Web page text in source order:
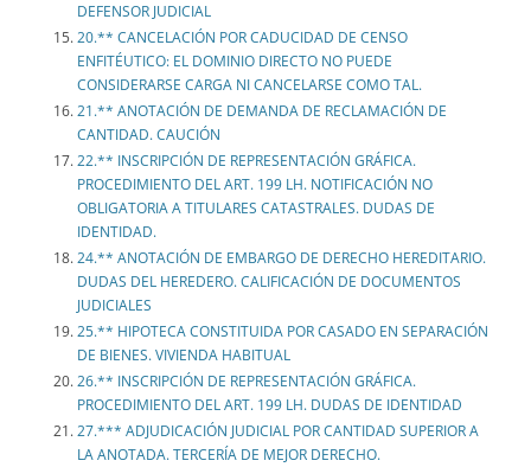
DEFENSOR JUDICIAL
20.** CANCELACIÓN POR CADUCIDAD DE CENSO
ENFITÉUTICO: EL DOMINIO DIRECTO NO PUEDE
CONSIDERARSE CARGA NI CANCELARSE COMO TAL.
21.** ANOTACIÓN DE DEMANDA DE RECLAMACIÓN DE
CANTIDAD. CAUCIÓN
22.** INSCRIPCIÓN DE REPRESENTACIÓN GRÁFICA.
PROCEDIMIENTO DEL ART. 199 LH. NOTIFICACIÓN NO
OBLIGATORIA A TITULARES CATASTRALES. DUDAS DE
IDENTIDAD.
24.** ANOTACIÓN DE EMBARGO DE DERECHO HEREDITARIO.
DUDAS DEL HEREDERO. CALIFICACIÓN DE DOCUMENTOS
JUDICIALES
25.** HIPOTECA CONSTITUIDA POR CASADO EN SEPARACIÓN
DE BIENES. VIVIENDA HABITUAL
26.** INSCRIPCIÓN DE REPRESENTACIÓN GRÁFICA.
PROCEDIMIENTO DEL ART. 199 LH. DUDAS DE IDENTIDAD
27.*** ADJUDICACIÓN JUDICIAL POR CANTIDAD SUPERIOR A
LA ANOTADA. TERCERÍA DE MEJOR DERECHO.